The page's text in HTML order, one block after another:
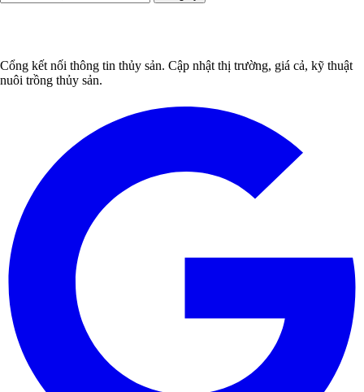
Cổng kết nối thông tin thủy sản. Cập nhật thị trường, giá cả, kỹ thuật
nuôi trồng thủy sản.